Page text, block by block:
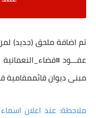
تم اضافة ملحق (جديد)
عقـــود
مبنى ديوان قائممقامية